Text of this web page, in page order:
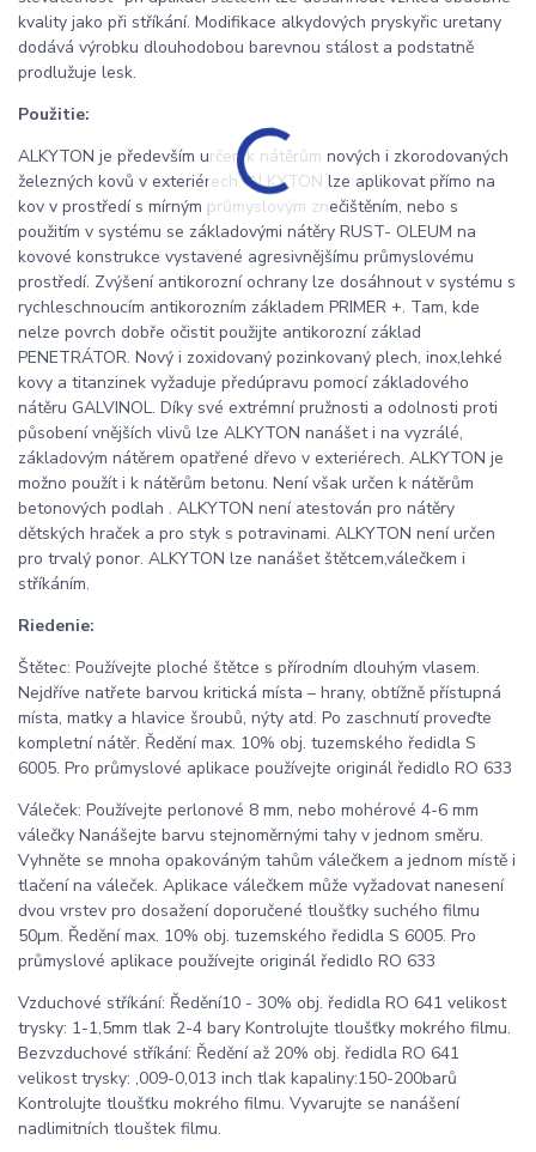
kvality jako při stříkání. Modifikace alkydových pryskyřic uretany
dodává výrobku dlouhodobou barevnou stálost a podstatně
prodlužuje lesk.
Použitie:
ALKYTON je především určen k nátěrům nových i zkorodovaných
železných kovů v exteriérech. ALKYTON lze aplikovat přímo na
kov v prostředí s mírným průmyslovým znečištěním, nebo s
použitím v systému se základovými nátěry RUST- OLEUM na
kovové konstrukce vystavené agresivnějšímu průmyslovému
prostředí. Zvýšení antikorozní ochrany lze dosáhnout v systému s
rychleschnoucím antikorozním základem PRIMER +. Tam, kde
nelze povrch dobře očistit použijte antikorozní základ
PENETRÁTOR. Nový i zoxidovaný pozinkovaný plech, inox,lehké
kovy a titanzinek vyžaduje předúpravu pomocí základového
nátěru GALVINOL. Díky své extrémní pružnosti a odolnosti proti
působení vnějších vlivů lze ALKYTON nanášet i na vyzrálé,
základovým nátěrem opatřené dřevo v exteriérech. ALKYTON je
možno použít i k nátěrům betonu. Není však určen k nátěrům
betonových podlah . ALKYTON není atestován pro nátěry
dětských hraček a pro styk s potravinami. ALKYTON není určen
pro trvalý ponor. ALKYTON lze nanášet štětcem,válečkem i
stříkáním.
Riedenie:
Štětec: Používejte ploché štětce s přírodním dlouhým vlasem.
Nejdříve natřete barvou kritická místa – hrany, obtížně přístupná
místa, matky a hlavice šroubů, nýty atd. Po zaschnutí proveďte
kompletní nátěr. Ředění max. 10% obj. tuzemského ředidla S
6005. Pro průmyslové aplikace používejte originál ředidlo RO 633
Váleček: Používejte perlonové 8 mm, nebo mohérové 4-6 mm
válečky Nanášejte barvu stejnoměrnými tahy v jednom směru.
Vyhněte se mnoha opakováným tahům válečkem a jednom místě i
tlačení na váleček. Aplikace válečkem může vyžadovat nanesení
dvou vrstev pro dosažení doporučené tloušťky suchého filmu
50µm. Ředění max. 10% obj. tuzemského ředidla S 6005. Pro
průmyslové aplikace používejte originál ředidlo RO 633
Vzduchové stříkání: Ředění10 - 30% obj. ředidla RO 641 velikost
trysky: 1-1,5mm tlak 2-4 bary Kontrolujte tloušťky mokrého filmu.
Bezvzduchové stříkání: Ředění až 20% obj. ředidla RO 641
velikost trysky: ,009-0,013 inch tlak kapaliny:150-200barů
Kontrolujte tloušťku mokrého filmu. Vyvarujte se nanášení
nadlimitních tlouštek filmu.